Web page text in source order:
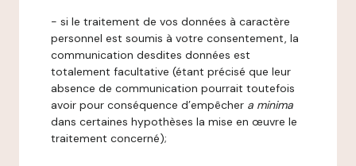
- si le traitement de vos données à caractère
personnel est soumis à votre consentement, la
communication desdites données est
totalement facultative (étant précisé que leur
absence de communication pourrait toutefois
avoir pour conséquence d’empêcher a minima
dans certaines hypothèses la mise en œuvre le
traitement concerné);